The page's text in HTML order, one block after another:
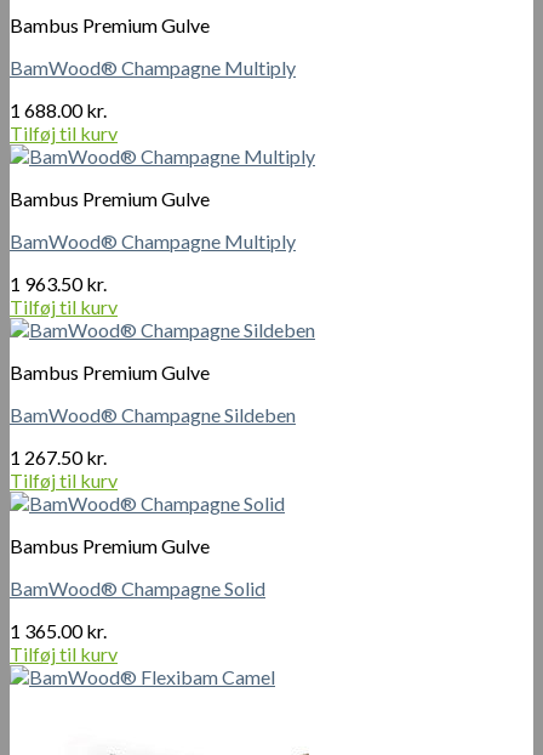
varesiden
Bambus Premium Gulve
BamWood® Champagne Multiply
1 688.00kr.
Tilføj til kurv
Bambus Premium Gulve
BamWood® Champagne Multiply
1 963.50kr.
Tilføj til kurv
Bambus Premium Gulve
BamWood® Champagne Sildeben
1 267.50kr.
Tilføj til kurv
Bambus Premium Gulve
BamWood® Champagne Solid
1 365.00kr.
Tilføj til kurv